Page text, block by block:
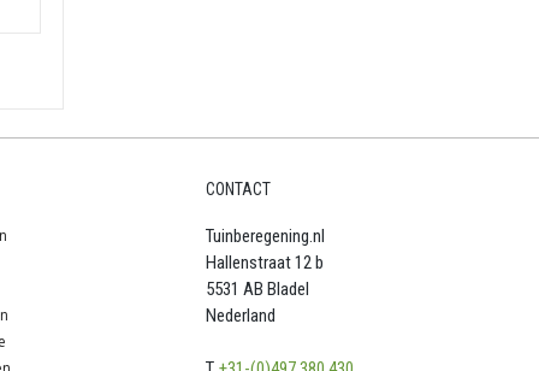
CONTACT
Tuinberegening.nl
Hallenstraat 12 b
5531 AB Bladel
Nederland